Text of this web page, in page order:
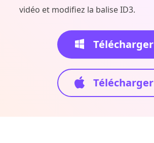
vidéo et modifiez la balise ID3.
Télécharger
Télécharger